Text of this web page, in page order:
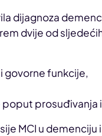
dijagnoza
dvije od
govorne funkcije,
prosuđivanja
MCI u demenciju